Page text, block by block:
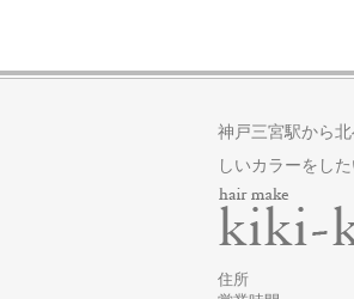
神戸三宮駅から
しいカラーをし
住所